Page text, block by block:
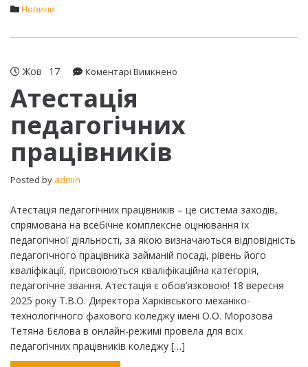
Новини
Жов 17 Коментарі Вимкнено
Атестація
педагогічних
працівників
Posted by admin
Атестація педагогічних працівників – це система заходів,
спрямована на всебічне комплексне оцінювання їх
педагогічної діяльності, за якою визначаються відповідність
педагогічного працівника займаній посаді, рівень його
кваліфікації, присвоюються кваліфікаційна категорія,
педагогічне звання. Атестація є обов’язковою! 18 вересня
2025 року Т.В.О. Директора Харківського механіко-
технологічного фахового коледжу імені О.О. Морозова
Тетяна Бєлова в онлайн-режимі провела для всіх
педагогічних працівників коледжу […]